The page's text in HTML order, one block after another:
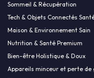
Sommeil & Récupération
Tech & Objets Connectés
Maison & Environnement Sain
Nutrition & Santé Premium
Bien-être Holistique & Doux
Appareils minceur et perte de